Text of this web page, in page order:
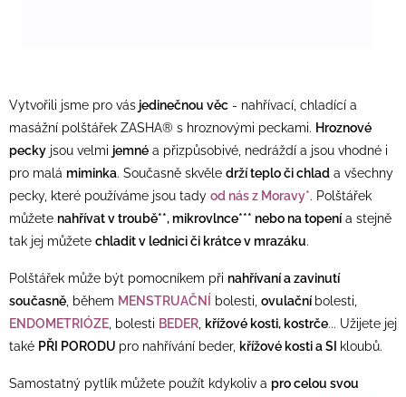
Vytvořili jsme pro vás jedinečnou věc - nahřívací, chladící a
masážní polštářek ZASHA® s hroznovými peckami. Hroznové
pecky jsou velmi jemné a přizpůsobivé, nedráždí a jsou vhodné i
pro malá miminka. Současně skvěle drží teplo či chlad a všechny
pecky, které používáme jsou tady od nás z Moravy*. Polštářek
můžete nahřívat v troubě**, mikrovlnce*** nebo na topenía stejně
tak jej můžete chladit v lednici či krátce v mrazáku.
Polštářek může být pomocníkem při nahřívaní a zavinutí
současně , během MENSTRUAČNÍ bolesti, ovulačníbolesti,
ENDOMETRIÓZE , bolesti BEDER křížové kosti, kostrče... Užijete jej
také PŘI PORODU pro nahřívání beder, křížové kosti a SI kloubů.
Samostatný pytlík můžete použít kdykoliv a pro celou svou